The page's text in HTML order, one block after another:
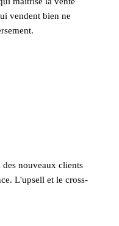
vendent bien ne
des nouveaux clients
L'upsell et le cross-